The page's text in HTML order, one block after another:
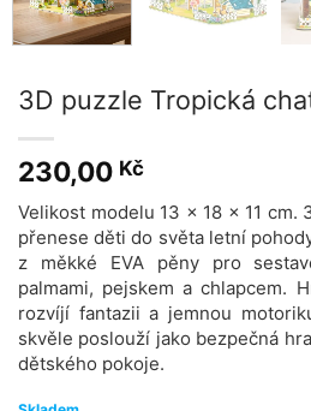
3D puzzle Tropická
230,00 Kč
Velikost modelu 13 x 18 x 11 cm.
přenese děti do světa letní
z měkké EVA pěny pro
palmami, pejskem a chlapcem.
rozvíjí fantazii a jemnou
skvěle poslouží jako bezpečná
dětského pokoje.